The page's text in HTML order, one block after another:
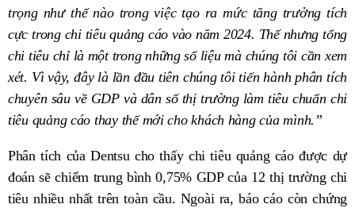
trọng như thế nào trong việc tạo ra mức tăng trưởng tích
cực trong chi tiêu quảng cáo vào năm 2024. Thế nhưng tổng
chi tiêu chỉ là một trong những số liệu mà chúng tôi cần xem
xét. Vì vậy, đây là lần đầu tiên chúng tôi tiến hành phân tích
chuyên sâu về GDP và dân số thị trường làm tiêu chuẩn chi
tiêu quảng cáo thay thế mới cho khách hàng của mình.”
Phân tích của Dentsu cho thấy chi tiêu quảng cáo được dự
đoán sẽ chiếm trung bình 0,75% GDP của 12 thị trường chi
tiêu nhiều nhất trên toàn cầu. Ngoài ra, báo cáo còn chứng